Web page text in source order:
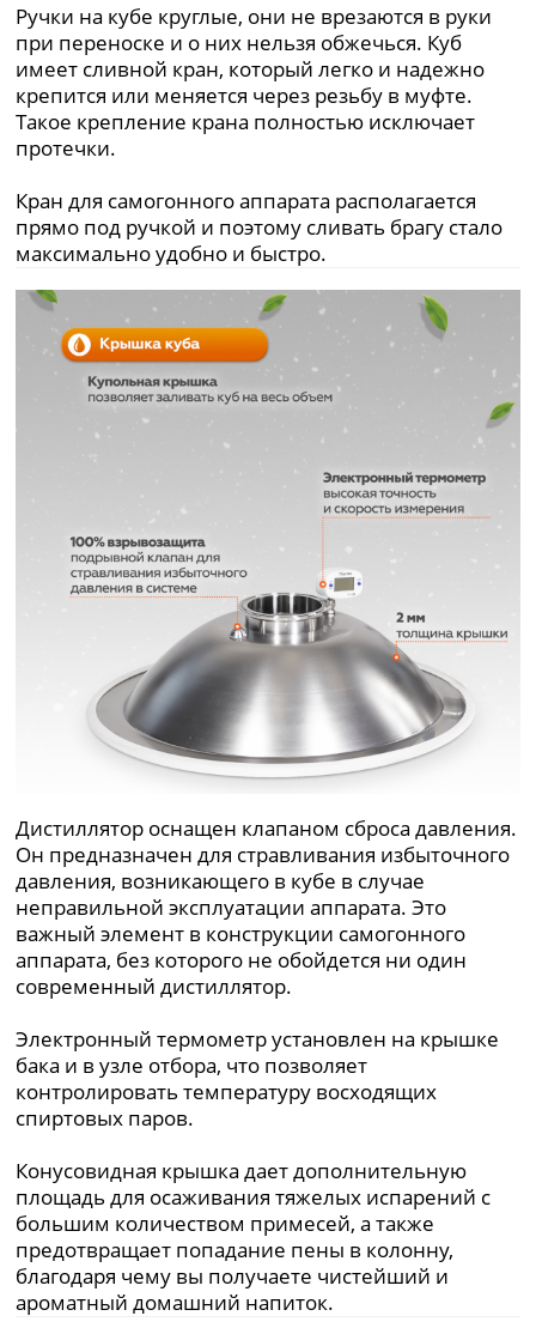
Ручки на кубе круглые, они не врезаются в руки
при переноске и о них нельзя обжечься. Куб
имеет сливной кран, который легко и надежно
крепится или меняется через резьбу в муфте.
Такое крепление крана полностью исключает
протечки.
Кран для самогонного аппарата располагается
прямо под ручкой и поэтому сливать брагу стало
максимально удобно и быстро.
Дистиллятор оснащен клапаном сброса давления.
Он предназначен для стравливания избыточного
давления, возникающего в кубе в случае
неправильной эксплуатации аппарата. Это
важный элемент в конструкции самогонного
аппарата, без которого не обойдется ни один
современный дистиллятор.
Электронный термометр установлен на крышке
бака и в узле отбора, что позволяет
контролировать температуру восходящих
спиртовых паров.
Конусовидная крышка дает дополнительную
площадь для осаживания тяжелых испарений с
большим количеством примесей, а также
предотвращает попадание пены в колонну,
благодаря чему вы получаете чистейший и
ароматный домашний напиток.